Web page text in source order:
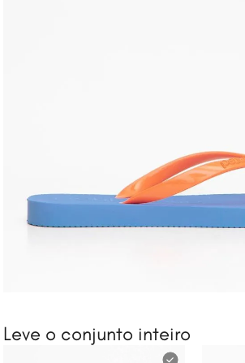
Leve o conjunto inteiro